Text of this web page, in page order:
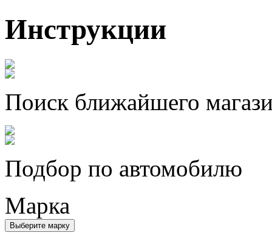
Инструкции
Поиск ближайшего
Подбор по автомобилю
Марка
Выберите марку